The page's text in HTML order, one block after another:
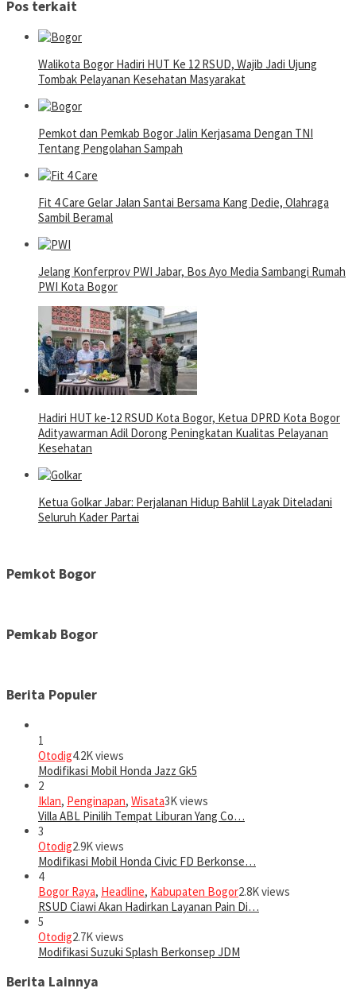
Pos terkait
Walikota Bogor Hadiri HUT Ke 12 RSUD, Wajib Jadi Ujung
Tombak Pelayanan Kesehatan Masyarakat
Pemkot dan Pemkab Bogor Jalin Kerjasama Dengan TNI
Tentang Pengolahan Sampah
Fit 4 Care Gelar Jalan Santai Bersama Kang Dedie, Olahraga
Sambil Beramal
Jelang Konferprov PWI Jabar, Bos Ayo Media Sambangi Rumah
PWI Kota Bogor
Hadiri HUT ke-12 RSUD Kota Bogor, Ketua DPRD Kota Bogor
Adityawarman Adil Dorong Peningkatan Kualitas Pelayanan
Kesehatan
Ketua Golkar Jabar: Perjalanan Hidup Bahlil Layak Diteladani
Seluruh Kader Partai
Pemkot Bogor
Pemkab Bogor
Berita Populer
1
Otodig4.2K views
Modifikasi Mobil Honda Jazz Gk5
2
Iklan, Penginapan, Wisata3K views
Villa ABL Pinilih Tempat Liburan Yang Co…
3
Otodig2.9K views
Modifikasi Mobil Honda Civic FD Berkonse…
4
Bogor Raya, Headline, Kabupaten Bogor2.8K views
RSUD Ciawi Akan Hadirkan Layanan Pain Di…
5
Otodig2.7K views
Modifikasi Suzuki Splash Berkonsep JDM
Berita Lainnya